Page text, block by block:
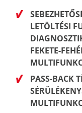
LETÖLTÉSI
FEKETE-
PASS-BACK